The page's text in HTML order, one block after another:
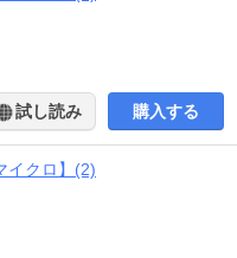
試し読み 購入する
イクロ】(2)